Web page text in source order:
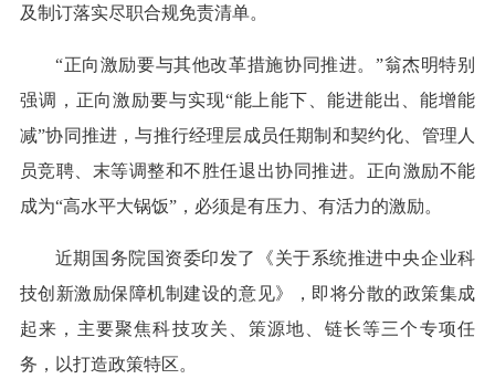
及制订落实尽职合规免责清单。
“正向激励要与其他改革措施协同推进。”翁杰明特别
强调，正向激励要与实现“能上能下、能进能出、能增能
减”协同推进，与推行经理层成员任期制和契约化、管理人
员竞聘、末等调整和不胜任退出协同推进。正向激励不能
成为“高水平大锅饭”，必须是有压力、有活力的激励。
近期国务院国资委印发了《关于系统推进中央企业科
技创新激励保障机制建设的意见》，即将分散的政策集成
起来，主要聚焦科技攻关、策源地、链长等三个专项任
务，以打造政策特区。